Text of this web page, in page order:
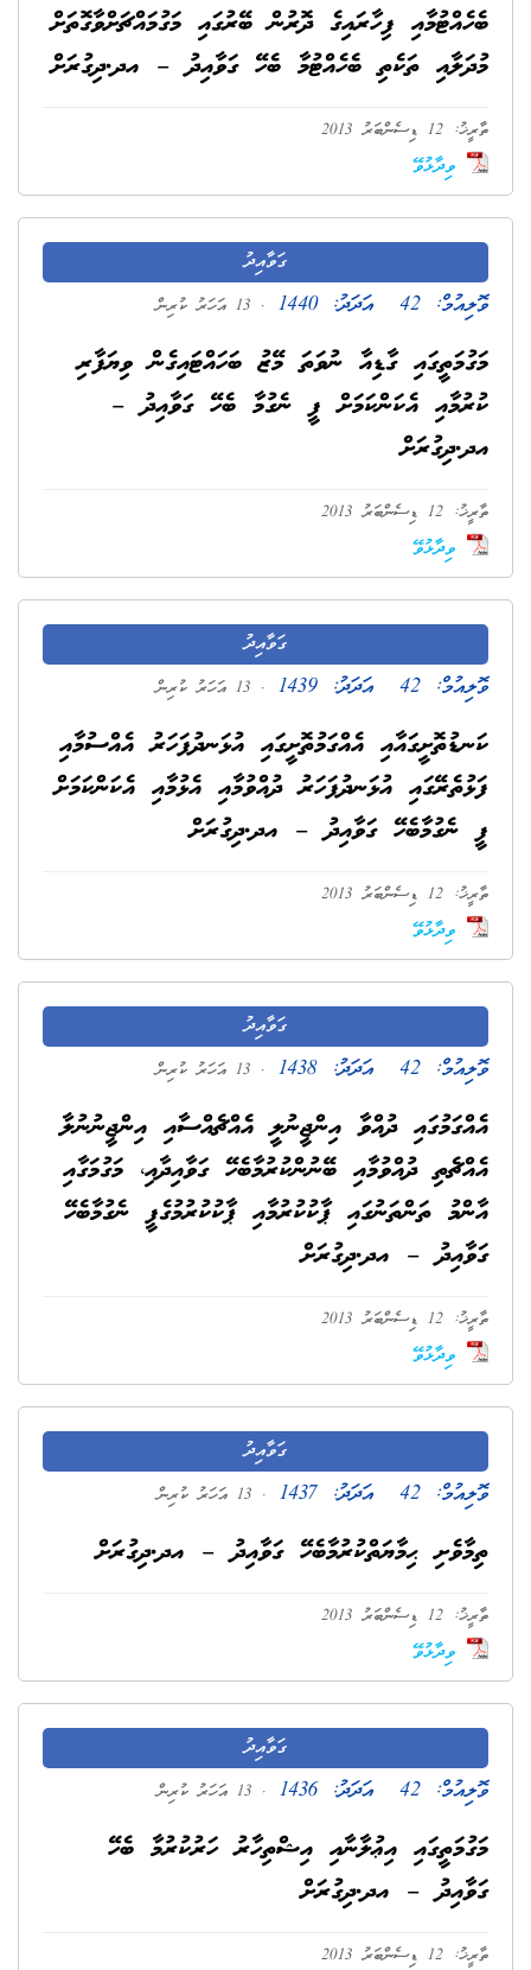
ބެހެއްޓުމާއި ފިހާރައިގެ ދޮރުން ބޭރުގައި މަގުމައްޗަށްވާގޮތަށް
މުދަލާއި ތަކެތި ބެހެއްޓުމާ ބެހޭ ގަވާއިދު – އދ.ދިގުރަށް
ތާރީޚު: 12 ޑިސެންބަރު 2013
ވިދާޅުވޭ
ގަވާއިދު
ވޮލިއުމް: 42 އަދަދު:1440 . 13 އަހަރު ކުރިން
މަގުމަތީގައި ގާޑިއާ ނުވަތަ މޭޒު ބަހައްޓައިގެން ވިޔަފާރި
ކުރުމާއި އެކަންކަމަށް ފީ ނެގުމާ ބެހޭ ގަވާއިދު –
އދ.ދިގުރަށް
ތާރީޚު: 12 ޑިސެންބަރު 2013
ވިދާޅުވޭ
ގަވާއިދު
ވޮލިއުމް: 42 އަދަދު: 1439 . 13 އަހަރު ކުރިން
ކަނޑުތޮށީގައާއި އެއްގަމުތޮށީގައި އުޅަނދުފަހަރު އެއްސުމާއި
ފަޅުތެރޭގައި އުޅަނދުފަހަރު ދުއްވުމާއި އެޅުމާއި އެކަންކަމަށް
ފީ ނެގުމާބެހޭ ގަވާއިދު – އދ.ދިގުރަށް
ތާރީޚު: 12 ޑިސެންބަރު 2013
ވިދާޅުވޭ
ގަވާއިދު
ވޮލިއުމް: 42 އަދަދު: 1438 . 13 އަހަރު ކުރިން
އެއްގަމުގައި ދުއްވާ އިންޖީނުލީ އެއްޗެއްސާއި އިންޖީނުނުލާ
އެއްޗެތި ދުއްވުމާއި ބޭނުންކުރުމާބެހޭ ގަވާއިދާއި، މަގުމަގާއި
އާންމު ތަންތަނުގައި ޕާކުކުރުމާއި ޕާކުކުރުމުގެފީ ނެގުމާބެހޭ
ގަވާއިދު – އދ.ދިގުރަށް
ތާރީޚު: 12 ޑިސެންބަރު 2013
ވިދާޅުވޭ
ގަވާއިދު
ވޮލިއުމް: 42 އަދަދު: 1437 . 13 އަހަރު ކުރިން
ތިމާވެށި ޙިމާޔަތްކުރުމާބެހޭ ގަވާއިދު – އދ.ދިގުރަށް
ތާރީޚު: 12 ޑިސެންބަރު 2013
ވިދާޅުވޭ
ގަވާއިދު
ވޮލިއުމް: 42 އަދަދު:1436 . 13 އަހަރު ކުރިން
މަގުމަތީގައި އިޢުލާނާއި އިޝްތިހާރު ހަރުކުރުމާ ބެހޭ
ގަވާއިދު – އދ.ދިގުރަށް
ތާރީޚު: 12 ޑިސެންބަރު 2013